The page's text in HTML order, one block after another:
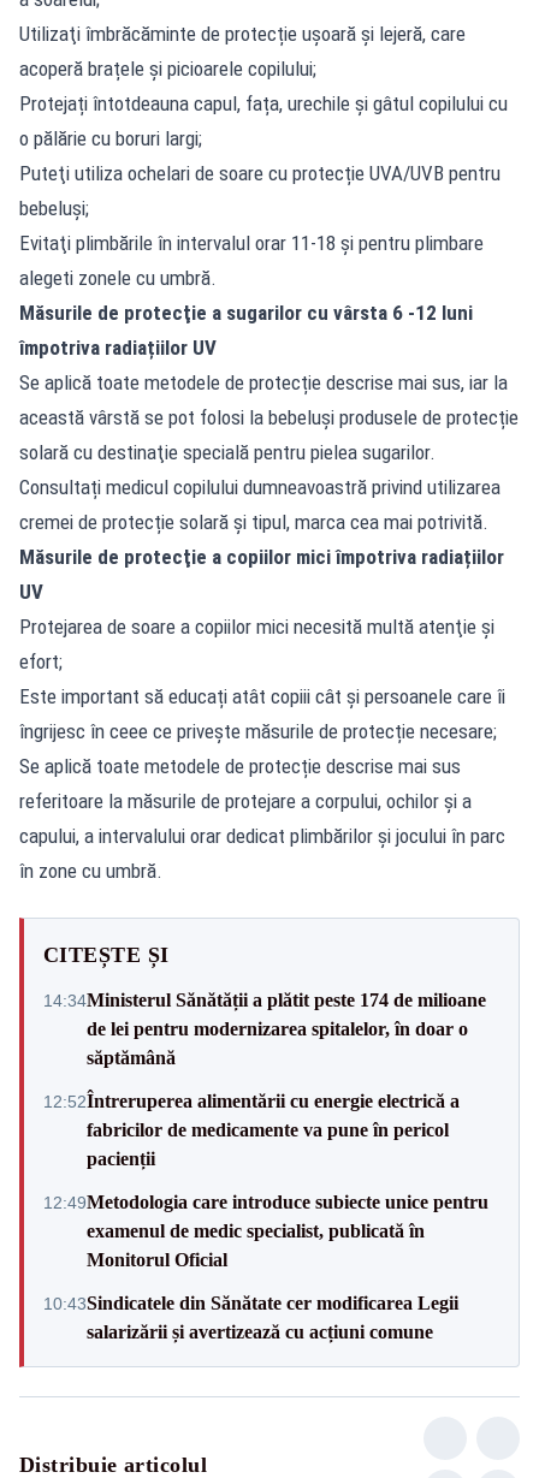
Utilizaţi îmbrăcăminte de protecție ușoară și lejeră, care
acoperă brațele și picioarele copilului;
Protejați întotdeauna capul, fața, urechile și gâtul copilului cu
o pălărie cu boruri largi;
Puteţi utiliza ochelari de soare cu protecție UVA/UVB pentru
bebeluşi;
Evitaţi plimbările în intervalul orar 11-18 şi pentru plimbare
alegeti zonele cu umbră.
Măsurile de protecţie a sugarilor cu vârsta 6 -12 luni
împotriva radiațiilor UV
Se aplică toate metodele de protecție descrise mai sus, iar la
această vârstă se pot folosi la bebeluși produsele de protecție
solară cu destinaţie specială pentru pielea sugarilor.
Consultați medicul copilului dumneavoastră privind utilizarea
cremei de protecție solară și tipul, marca cea mai potrivită.
Măsurile de protecţie a copiilor mici împotriva radiațiilor
UV
Protejarea de soare a copiilor mici necesită multă atenţie și
efort;
Este important să educați atât copiii cât și persoanele care îi
îngrijesc în ceee ce privește măsurile de protecție necesare;
Se aplică toate metodele de protecție descrise mai sus
referitoare la măsurile de protejare a corpului, ochilor şi a
capului, a intervalului orar dedicat plimbărilor şi jocului în parc
în zone cu umbră.
CITEȘTE ȘI
14:34Ministerul Sănătății a plătit peste 174 de milioane
de lei pentru modernizarea spitalelor, în doar o
săptămână
12:52Întreruperea alimentării cu energie electrică a
fabricilor de medicamente va pune în pericol
pacienții
12:49Metodologia care introduce subiecte unice pentru
examenul de medic specialist, publicată în
Monitorul Oficial
10:43Sindicatele din Sănătate cer modificarea Legii
salarizării și avertizează cu acțiuni comune
Distribuie articolul